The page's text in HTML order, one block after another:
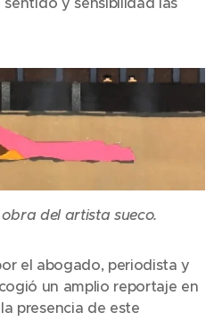
del artista sueco.
el abogado, periodista y
un amplio reportaje en
presencia de este